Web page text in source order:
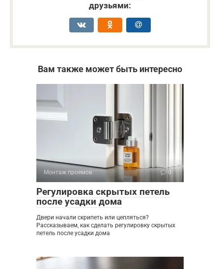
друзьями:
Вам также может быть интересно
Монтаж проемов 0
Регулировка скрытых петель
после усадки дома
Двери начали скрипеть или цепляться?
Рассказываем, как сделать регулировку скрытых
петель после усадки дома